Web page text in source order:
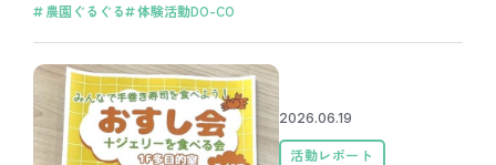
農園ぐるぐる 体験活動DO-CO
2026.06.19
活動レポート